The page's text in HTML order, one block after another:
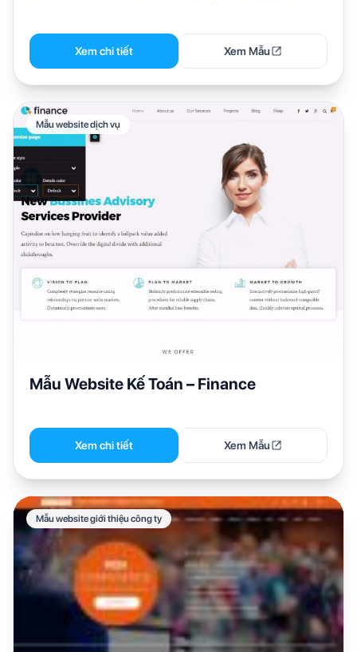
Xem chi tiết Xem Mẫu
Mẫu website dịch vụ
Mẫu Website Kế Toán – Finance
Xem chi tiết Xem Mẫu
Mẫu website giới thiệu công ty